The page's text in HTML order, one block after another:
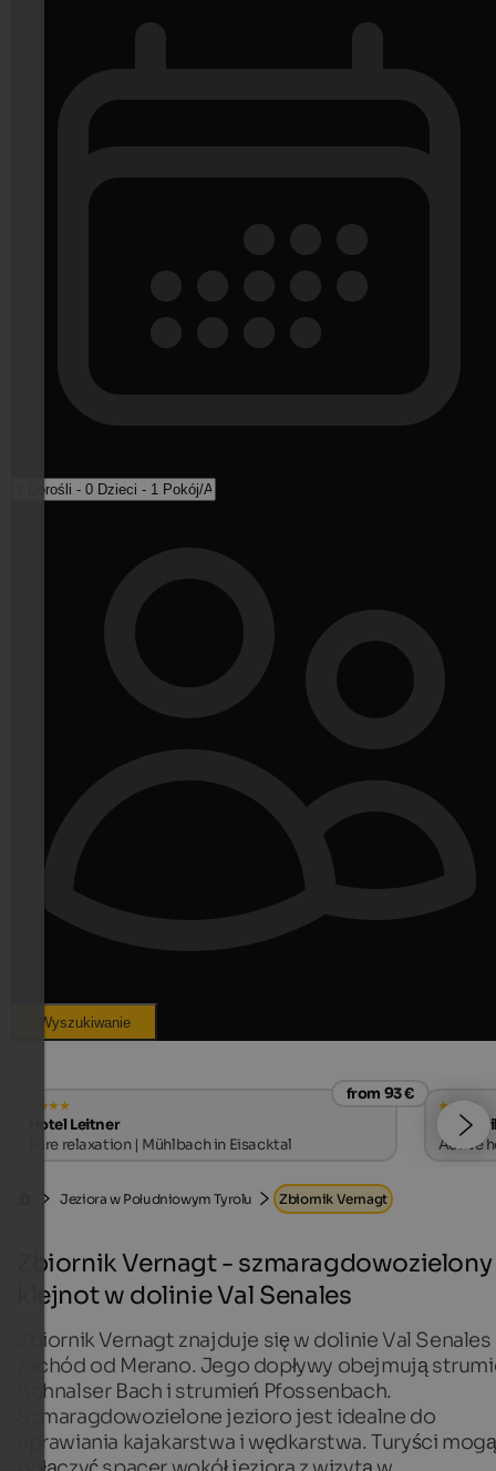
Wyszukiwanie
from 93 €
Hotel Leitner
Pure relaxation | Mühlbach in Eisacktal
Hotel
Active
Jeziora w Południowym Tyrolu Zbiornik Vernagt
Zbiornik Vernagt - szmaragdowozielony
klejnot w dolinie Val Senales
Zbiornik Vernagt znajduje się w dolinie Val Senales
zachód od Merano. Jego dopływy obejmują
Schnalser Bach i strumień Pfossenbach.
Szmaragdowozielone jezioro jest idealne do
uprawiania kajakarstwa i wędkarstwa. Turyści mogą